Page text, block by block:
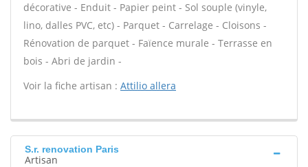
décorative - Enduit - Papier peint - Sol souple (vinyle,
lino, dalles PVC, etc) - Parquet - Carrelage - Cloisons -
Rénovation de parquet - Faïence murale - Terrasse en
bois - Abri de jardin -
Voir la fiche artisan : Attilio allera
S.r. renovation Paris
Artisan